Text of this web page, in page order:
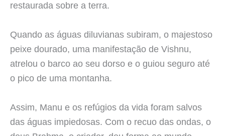
restaurada sobre a terra.
Quando as águas diluvianas subiram, o majestoso
peixe dourado, uma manifestação de Vishnu,
atrelou o barco ao seu dorso e o guiou seguro até
o pico de uma montanha.
Assim, Manu e os refúgios da vida foram salvos
das águas impiedosas. Com o recuo das ondas, o